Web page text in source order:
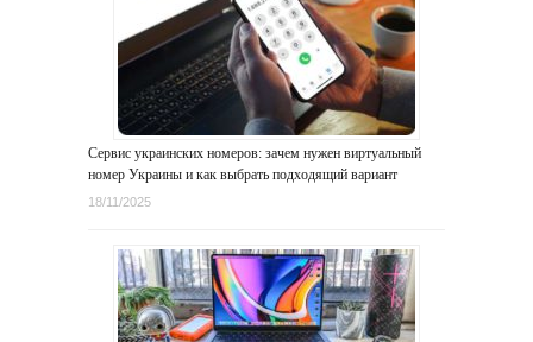
Сервис украинских номеров: зачем нужен виртуальный
номер Украины и как выбрать подходящий вариант
18/11/2025